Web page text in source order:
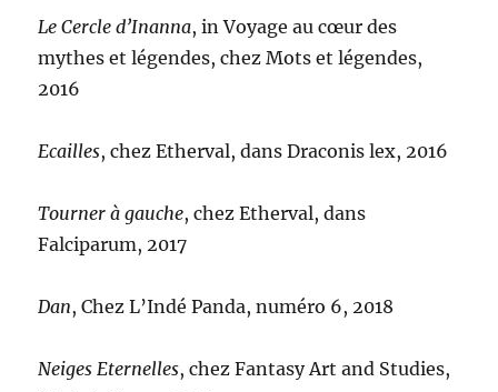
Le Cercle d’Inanna, in Voyage au cœur des
mythes et légendes, chez Mots et légendes,
2016
Ecailles, chez Etherval, dans Draconis lex, 2016
Tourner à gauche, chez Etherval, dans
Falciparum, 2017
Dan, Chez L’Indé Panda, numéro 6, 2018
Neiges Eternelles, chez Fantasy Art and Studies,